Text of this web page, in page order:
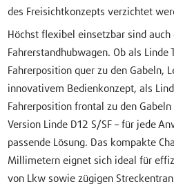
des Freisichtkonzepts verzichtet
Höchst flexibel einsetzbar sind
Fahrerstandhubwagen. Ob als Linde
Fahrerposition quer zu den Gabeln,
innovativem Bedienkonzept, als
Fahrerposition frontal zu den
Version Linde D12 S/SF – für jede
passende Lösung. Das kompakte
Millimetern eignet sich ideal für
von Lkw sowie zügigen